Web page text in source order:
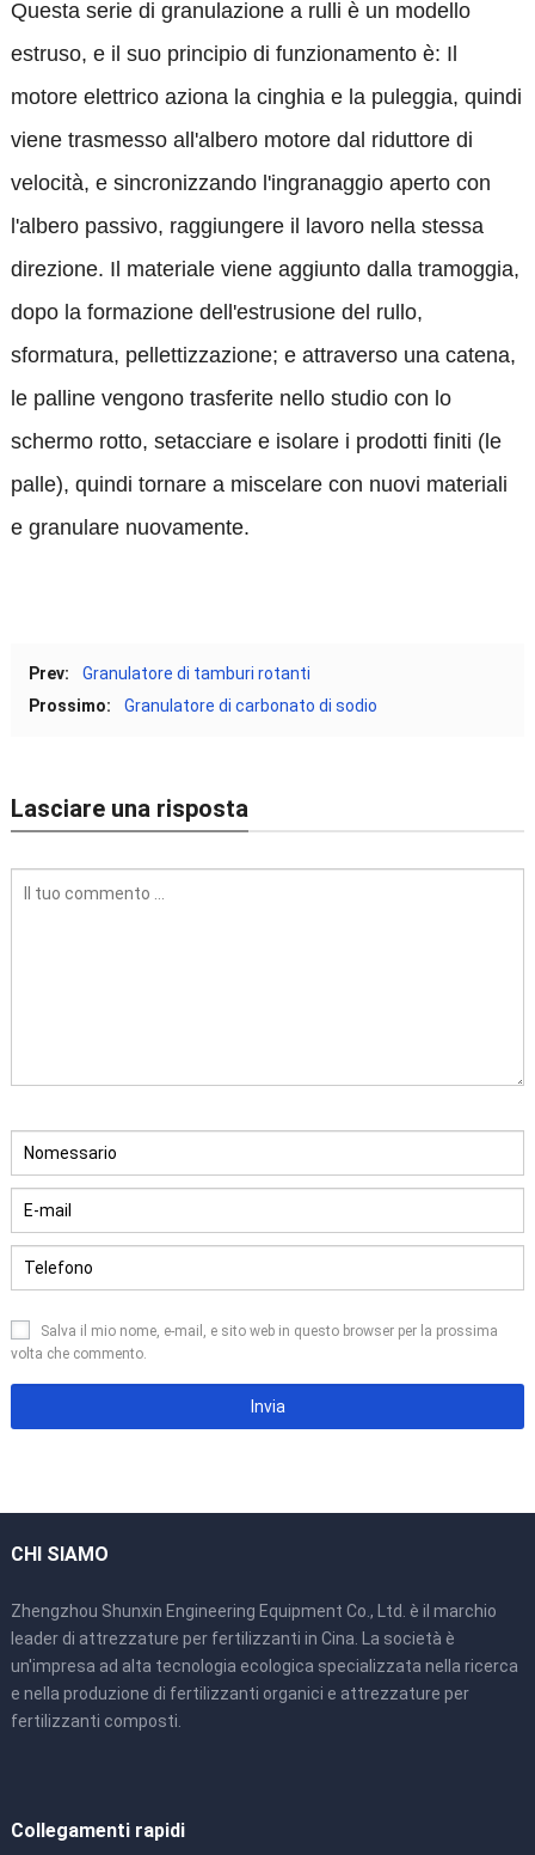
Questa serie di granulazione a rulli è un modello
estruso, e il suo principio di funzionamento è: Il
motore elettrico aziona la cinghia e la puleggia, quindi
viene trasmesso all'albero motore dal riduttore di
velocità, e sincronizzando l'ingranaggio aperto con
l'albero passivo, raggiungere il lavoro nella stessa
direzione. Il materiale viene aggiunto dalla tramoggia,
dopo la formazione dell'estrusione del rullo,
sformatura, pellettizzazione; e attraverso una catena,
le palline vengono trasferite nello studio con lo
schermo rotto, setacciare e isolare i prodotti finiti (le
palle), quindi tornare a miscelare con nuovi materiali
e granulare nuovamente.
Prev:
Granulatore di tamburi rotanti
Prossimo:
Granulatore di carbonato di sodio
Lasciare una risposta
Salva il mio nome, e-mail, e sito web in questo browser per la prossima
volta che commento.
CHI SIAMO
Zhengzhou Shunxin Engineering Equipment Co., Ltd. è il marchio
leader di attrezzature per fertilizzanti in Cina. La società è
un'impresa ad alta tecnologia ecologica specializzata nella ricerca
e nella produzione di fertilizzanti organici e attrezzature per
fertilizzanti composti.
Collegamenti rapidi